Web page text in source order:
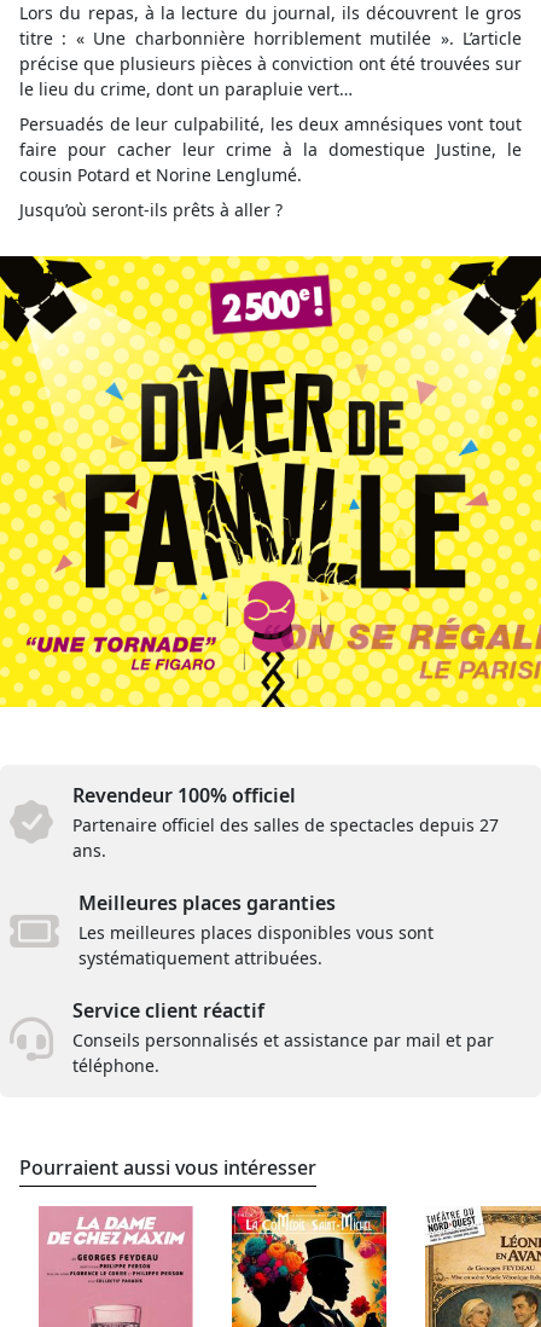
Lors du repas, à la lecture du journal, ils découvrent le gros
titre : « Une charbonnière horriblement mutilée ». L’article
précise que plusieurs pièces à conviction ont été trouvées sur
le lieu du crime, dont un parapluie vert…
Persuadés de leur culpabilité, les deux amnésiques vont tout
faire pour cacher leur crime à la domestique Justine, le
cousin Potard et Norine Lenglumé.
Jusqu’où seront-ils prêts à aller ?
Revendeur 100% officiel
Partenaire officiel des salles de spectacles depuis 27
ans.
Meilleures places garanties
Les meilleures places disponibles vous sont
systématiquement attribuées.
Service client réactif
Conseils personnalisés et assistance par mail et par
téléphone.
Pourraient aussi vous intéresser